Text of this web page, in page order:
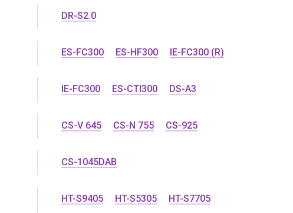
DR-S2.0
ES-FC300 ES-HF300 IE-FC300 (R)
IE-FC300 ES-CTI300 DS-A3
CS-V 645 CS-N 755 CS-925
CS-1045DAB
HT-S9405 HT-S5305 HT-S7705